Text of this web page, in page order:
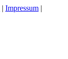
| Impressum |